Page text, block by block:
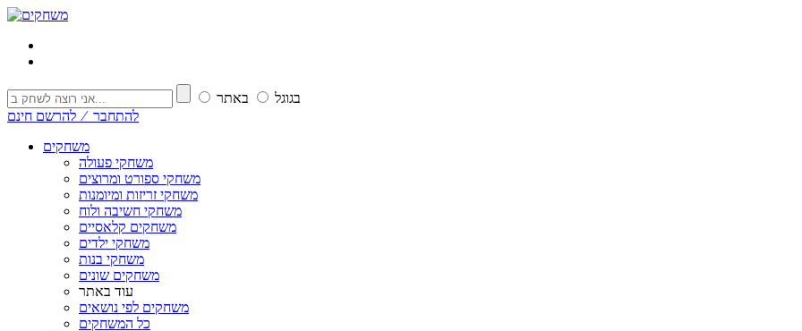
בגוגל
באתר
להתחבר ⁄ להרשם חינם
משחקים
משחקי פעולה
משחקי ספורט ומרוצים
משחקי זריזות ומיומנות
משחקי חשיבה ולוח
משחקים קלאסיים
משחקי ילדים
משחקי בנות
משחקים שונים
עוד באתר
משחקים לפי נושאים
כל המשחקים